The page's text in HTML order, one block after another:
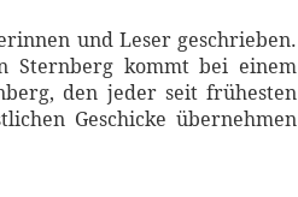
und Leser geschrieben.
Sternberg kommt bei einem
den jeder seit frühesten
Geschicke übernehmen